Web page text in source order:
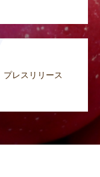
プレスリリース